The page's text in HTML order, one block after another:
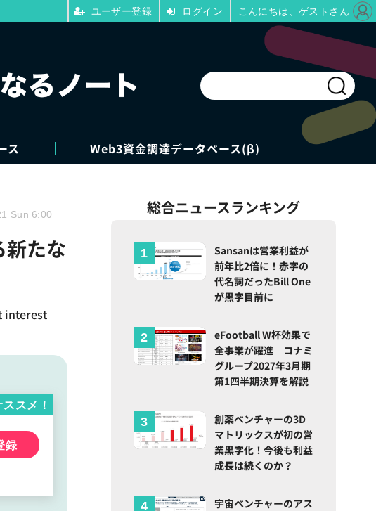
ス Web3資金調達データベース(β)
新たな
interest
Sun 6:00
ススメ！
録
総合ニュースランキング
Sansanは営業利益が
前年比2倍に！赤字の
代名詞だったBill One
が黒字目前に
eFootball W杯効果で
全事業が躍進 コナミ
グループ2027年3月期
第1四半期決算を解説
創薬ベンチャーの3D
マトリックスが初の営
業黒字化！今後も利益
成長は続くのか？
宇宙ベンチャーのアス
ユーザー登録 ログイン こんにちは、ゲストさん